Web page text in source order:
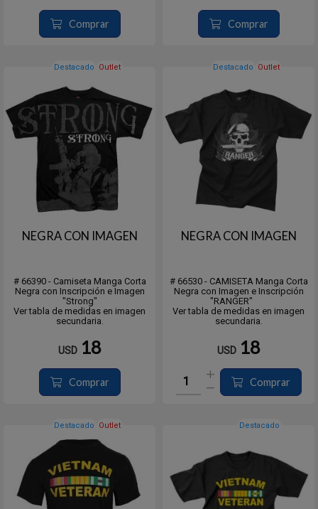
Comprar Comprar
Destacado Outlet
NEGRA CON IMAGEN
# 66390 - Camiseta Manga Corta
Negra con Inscripción e Imagen
"Strong"
Ver tabla de medidas en imagen
secundaria.
USD 18
Comprar
Destacado Outlet
NEGRA CON IMAGEN
# 66530 - CAMISETA Manga Corta
Negra con Imagen e Inscripción
"RANGER"
Ver tabla de medidas en imagen
secundaria.
USD 18
Comprar
Destacado Outlet Destacado